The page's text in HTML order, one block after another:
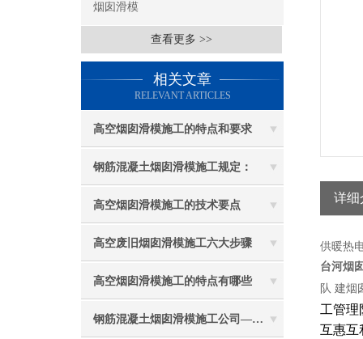
烟囱滑模
查看更多 >>
相关文章
RELEVANT ARTICLES
高空烟囱滑模施工的特点和要求
钢筋混凝土烟囱滑模施工规定：
高空烟囱滑模施工的技术要点
高空废旧烟囱滑模施工六大步骤
高空烟囱滑模施工的特点有哪些
钢筋混凝土烟囱滑模施工公司——选五林高空
详细
供暖热
台河烟
队 建烟
工管理
互惠